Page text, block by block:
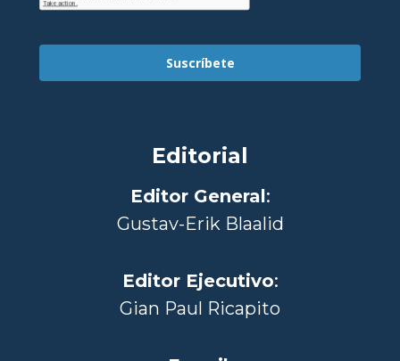
Suscríbete
Editorial
Editor General:
Gustav-Erik Blaalid
Editor Ejecutivo:
Gian Paul Ricapito